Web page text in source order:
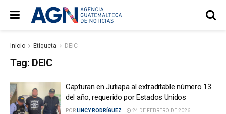
Inicio Etiqueta DEIC
Tag: DEIC
Capturan en Jutiapa al extraditable número 13
del año, requerido por Estados Unidos
POR LINCY RODRÍGUEZ 24 DE FEBRERO DE 2026